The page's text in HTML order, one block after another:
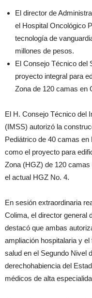
El director de
el Hospital Oncológico
tecnología de
millones de pesos.
El Consejo Técnico del
proyecto integral para
Zona de 120 camas en
El H. Consejo Técnico del
(IMSS) autorizó la
Pediátrico de 40 camas
como el proyecto para
Zona (HGZ) de 120
el actual HGZ No. 4.
En sesión extraordinaria
Colima, el director general
destacó que ambas
ampliación hospitalaria y
salud en el Segundo Nivel
derechohabiencia del
médicos de alta